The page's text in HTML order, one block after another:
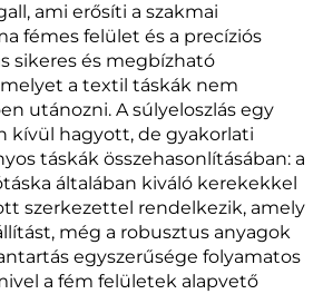
ami erősíti a szakmai
fémes felület és a precíziós
sikeres és megbízható
a textil táskák nem
utánozni. A súlyeloszlás egy
kívül hagyott, de gyakorlati
táskák összehasonlításában: a
általában kiváló kerekekkel
szerkezettel rendelkezik, amely
még a robusztus anyagok
egyszerűsége folyamatos
a fém felületek alapvető